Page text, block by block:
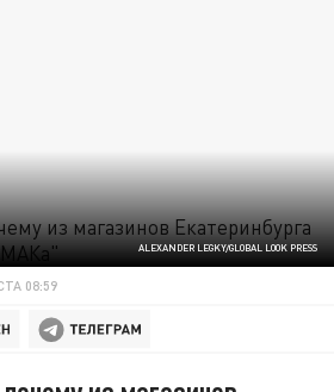
ALEXANDER LEGKY/GLOBAL LOOK PRESS
08:59